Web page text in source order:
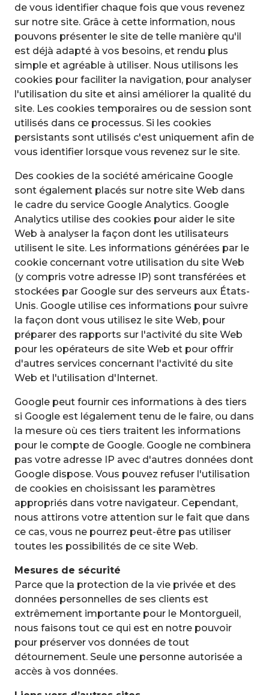
de vous identifier chaque fois que vous revenez
sur notre site. Grâce à cette information, nous
pouvons présenter le site de telle manière qu'il
est déjà adapté à vos besoins, et rendu plus
simple et agréable à utiliser. Nous utilisons les
cookies pour faciliter la navigation, pour analyser
l'utilisation du site et ainsi améliorer la qualité du
site. Les cookies temporaires ou de session sont
utilisés dans ce processus. Si les cookies
persistants sont utilisés c'est uniquement afin de
vous identifier lorsque vous revenez sur le site.
Des cookies de la société américaine Google
sont également placés sur notre site Web dans
le cadre du service Google Analytics. Google
Analytics utilise des cookies pour aider le site
Web à analyser la façon dont les utilisateurs
utilisent le site. Les informations générées par le
cookie concernant votre utilisation du site Web
(y compris votre adresse IP) sont transférées et
stockées par Google sur des serveurs aux États-
Unis. Google utilise ces informations pour suivre
la façon dont vous utilisez le site Web, pour
préparer des rapports sur l'activité du site Web
pour les opérateurs de site Web et pour offrir
d'autres services concernant l'activité du site
Web et l'utilisation d'Internet.
Google peut fournir ces informations à des tiers
si Google est légalement tenu de le faire, ou dans
la mesure où ces tiers traitent les informations
pour le compte de Google. Google ne combinera
pas votre adresse IP avec d'autres données dont
Google dispose. Vous pouvez refuser l'utilisation
de cookies en choisissant les paramètres
appropriés dans votre navigateur. Cependant,
nous attirons votre attention sur le fait que dans
ce cas, vous ne pourrez peut-être pas utiliser
toutes les possibilités de ce site Web.
Mesures de sécurité
Parce que la protection de la vie privée et des
données personnelles de ses clients est
extrêmement importante pour le Montorgueil,
nous faisons tout ce qui est en notre pouvoir
pour préserver vos données de tout
détournement. Seule une personne autorisée a
accès à vos données.